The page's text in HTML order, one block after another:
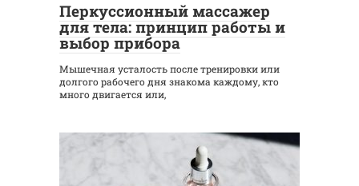
Перкуссионный массажер
для тела: принцип работы и
выбор прибора
Мышечная усталость после тренировки или
долгого рабочего дня знакома каждому, кто
много двигается или,